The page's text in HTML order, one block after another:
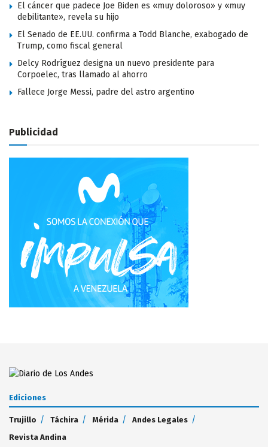
El cáncer que padece Joe Biden es «muy doloroso» y «muy
debilitante», revela su hijo
El Senado de EE.UU. confirma a Todd Blanche, exabogado de
Trump, como fiscal general
Delcy Rodríguez designa un nuevo presidente para
Corpoelec, tras llamado al ahorro
Fallece Jorge Messi, padre del astro argentino
Publicidad
Ediciones
Trujillo Táchira Mérida
Andes Legales
Revista Andina